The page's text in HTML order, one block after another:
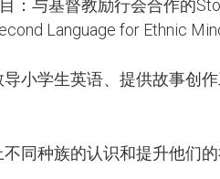
：与基督教励行会合作的
Language for Ethnic
小学生英语、提供故事创
同种族的认识和提升他们的